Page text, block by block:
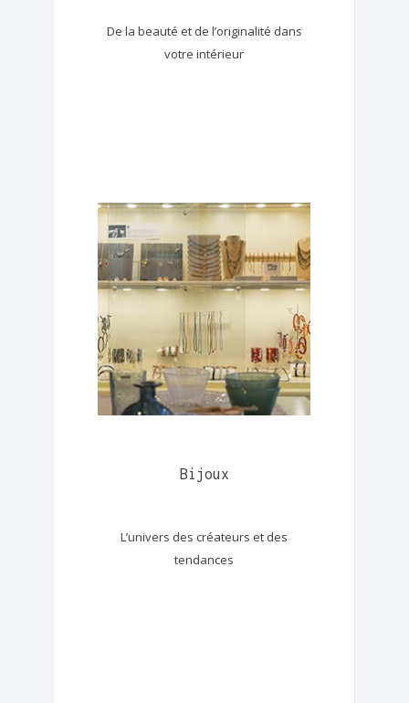
De la beauté et de l’originalité dans
votre intérieur
Bijoux
L’univers des créateurs et des
tendances